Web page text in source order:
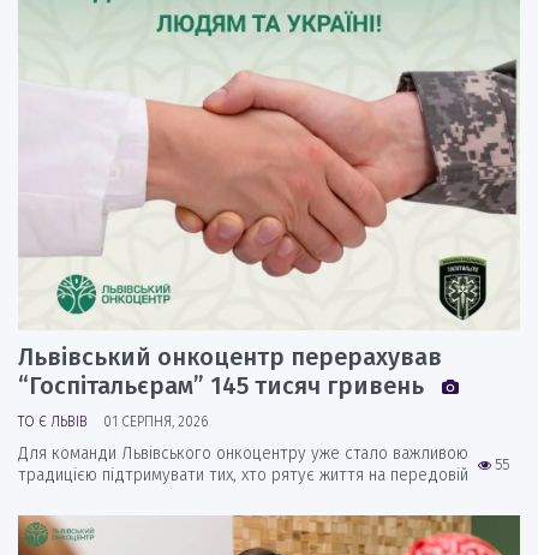
Львівський онкоцентр перерахував
“Госпітальєрам” 145 тисяч гривень
ТО Є ЛЬВІВ 01 СЕРПНЯ, 2026
55
Для команди Львівського онкоцентру уже стало важливою
традицією підтримувати тих, хто рятує життя на передовій